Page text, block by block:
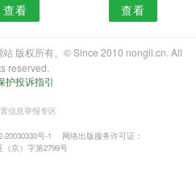
查看 查看
版权所有。© Since 2010 nongli.cn. All
reserved.
护投诉指引
信息举报专区
号-1
网络出版服务许可证：
（京）字第2799号